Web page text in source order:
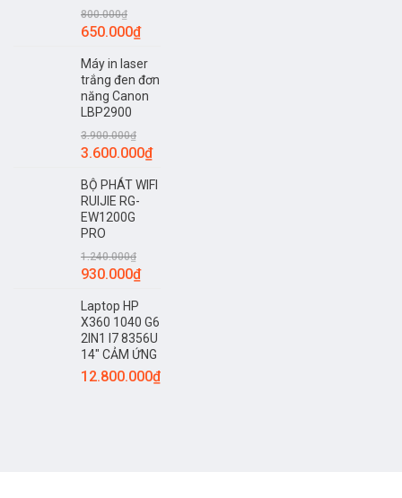
800.000₫
650.000₫
Máy in laser
trắng đen đơn
năng Canon
LBP2900
3.900.000₫
3.600.000₫
BỘ PHÁT WIFI
RUIJIE RG-
EW1200G
PRO
1.240.000₫
930.000₫
Laptop HP
X360 1040 G6
2IN1 I7 8356U
14" CẢM ỨNG
12.800.000₫